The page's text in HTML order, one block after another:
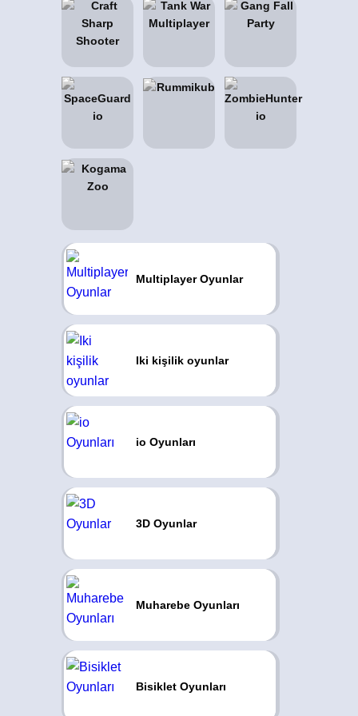
Multiplayer Oyunlar
Iki kişilik oyunlar
io Oyunları
3D Oyunlar
Muharebe Oyunları
Bisiklet Oyunları